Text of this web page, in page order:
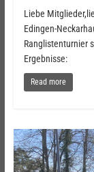
Liebe
Edingen-
Ranglistenturnier
Ergebnisse:
Read more